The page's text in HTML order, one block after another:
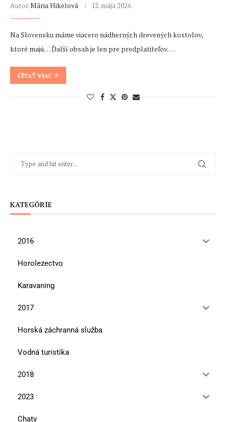
AutorMária Hikelová 12. mája 2026
Na Slovensku máme viacero nádherných drevených kostolov,
ktoré majú… Ďalší obsah je len pre predplatiteľov. …
ČÍTAŤ VIAC
KATEGÓRIE
2016
Horolezectvo
Karavaning
2017
Horská záchranná služba
Vodná turistika
2018
2023
Chaty